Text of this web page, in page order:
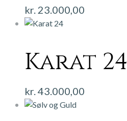
kr. 23.000,00
Karat 24
kr. 43.000,00